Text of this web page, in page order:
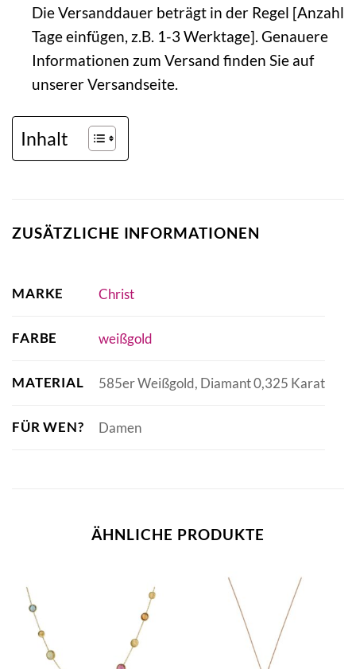
Die Versanddauer beträgt in der Regel [Anzahl
Tage einfügen, z.B. 1-3 Werktage]. Genauere
Informationen zum Versand finden Sie auf
unserer Versandseite.
Inhalt
ZUSÄTZLICHE INFORMATIONEN
MARKE Christ
FARBE weißgold
MATERIAL 585er Weißgold, Diamant 0,325 Karat
FÜR WEN? Damen
ÄHNLICHE PRODUKTE